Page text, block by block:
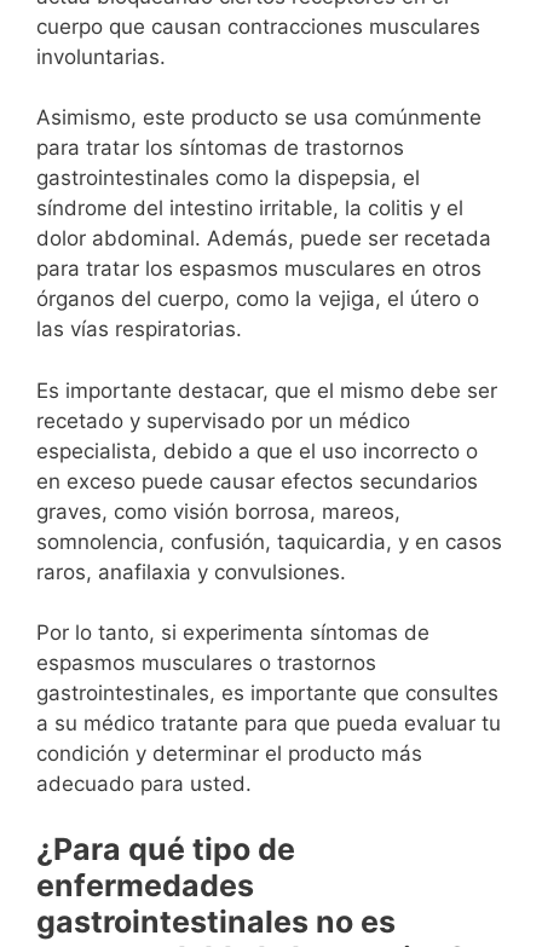
cuerpo que causan contracciones musculares
involuntarias.
Asimismo, este producto se usa comúnmente
para tratar los síntomas de trastornos
gastrointestinales como la dispepsia, el
síndrome del intestino irritable, la colitis y el
dolor abdominal. Además, puede ser recetada
para tratar los espasmos musculares en otros
órganos del cuerpo, como la vejiga, el útero o
las vías respiratorias.
Es importante destacar, que el mismo debe ser
recetado y supervisado por un médico
especialista, debido a que el uso incorrecto o
en exceso puede causar efectos secundarios
graves, como visión borrosa, mareos,
somnolencia, confusión, taquicardia, y en casos
raros, anafilaxia y convulsiones.
Por lo tanto, si experimenta síntomas de
espasmos musculares o trastornos
gastrointestinales, es importante que consultes
a su médico tratante para que pueda evaluar tu
condición y determinar el producto más
adecuado para usted.
¿Para qué tipo de
enfermedades
gastrointestinales no es